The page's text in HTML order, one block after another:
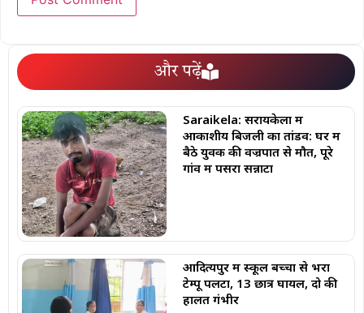
और पढ़ें
Saraikela: सरायकेला में
आकाशीय बिजली का तांडव: घर में
बैठे युवक की वज्रपात से मौत, पूरे
गांव में पसरा सन्नाटा
आदित्यपुर में स्कूल बच्चों से भरा
टेम्पू पलटा, 13 छात्र घायल, दो की
हालत गंभीर